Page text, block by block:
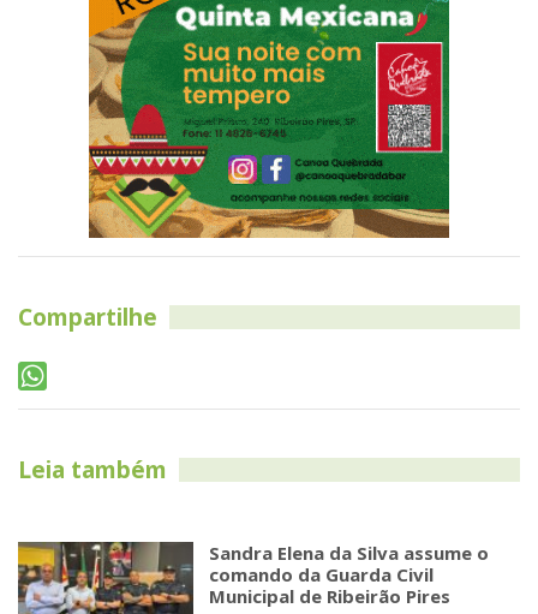
Compartilhe
Leia também
Sandra Elena da Silva assume o
comando da Guarda Civil
Municipal de Ribeirão Pires